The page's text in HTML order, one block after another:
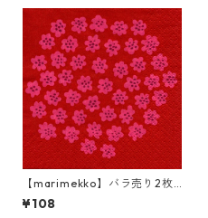
【marimekko】バラ売り2枚
カクテルサイズ ペーパーナプ
キン PUKETTI レッド×ピンク
¥108